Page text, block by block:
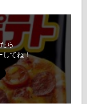
ら
してね！